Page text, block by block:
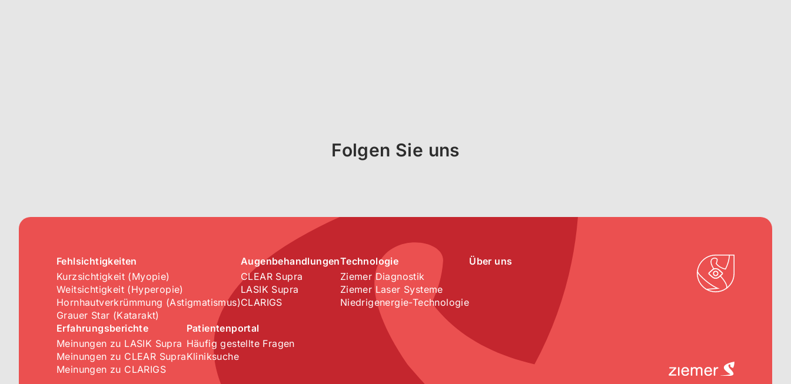
Folgen Sie uns
Fehlsichtigkeiten
Kurzsichtigkeit (Myopie)
Weitsichtigkeit (Hyperopie)
Hornhautverkrümmung (Astigmatismus)
Grauer Star (Katarakt)
Augenbehandlungen
CLEAR Supra
LASIK Supra
CLARIGS
Technologie
Ziemer Diagnostik
Ziemer Laser Systeme
Niedrigenergie-Technologie
Über uns
Erfahrungsberichte
Meinungen zu LASIK Supra
Meinungen zu CLEAR Supra
Meinungen zu CLARIGS
Patientenportal
Häufig gestellte Fragen
Kliniksuche